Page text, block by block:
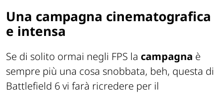
Una campagna cinematografica
e intensa
Se di solito ormai negli FPS la campagna è
sempre più una cosa snobbata, beh, questa di
Battlefield 6 vi farà ricredere per il